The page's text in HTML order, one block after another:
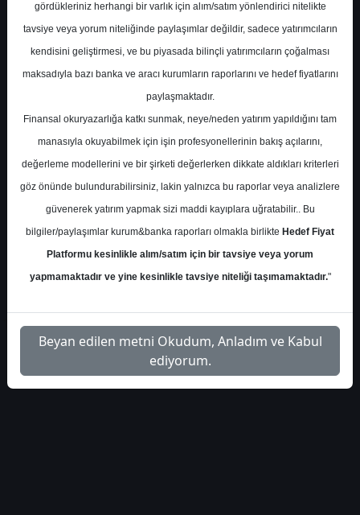
A- A+
Bankacılık Sektörü 4Ç23 Beklentiler
Cumartesi, 27 Ocak 2024 00:00
S.No Dosya Adı İndir
1
beklentiler
İlgili Dosyayı
İndir
gördükleriniz herhangi bir varlık için alım/satım yönlendirici nitelikte
tavsiye veya yorum niteliğinde paylaşımlar değildir, sadece yatırımcıların
kendisini geliştirmesi, ve bu piyasada bilinçli yatırımcıların çoğalması
maksadıyla bazı banka ve aracı kurumların raporlarını ve hedef fiyatlarını
paylaşmaktadır.
Finansal okuryazarlığa katkı sunmak, neye/neden yatırım yapıldığını tam
manasıyla okuyabilmek için işin profesyonellerinin bakış açılarını,
değerleme modellerini ve bir şirketi değerlerken dikkate aldıkları kriterleri
göz önünde bulundurabilirsiniz, lakin yalnızca bu raporlar veya analizlere
güvenerek yatırım yapmak sizi maddi kayıplara uğratabilir.. Bu
bilgiler/paylaşımlar kurum&banka raporları olmakla birlikte Hedef Fiyat
Platformu kesinlikle alım/satım için bir tavsiye veya yorum
yapmamaktadır ve yine kesinlikle tavsiye niteliği taşımamaktadır."
Beyan edilen metni Okudum, Anladım ve Kabul
ediyorum.